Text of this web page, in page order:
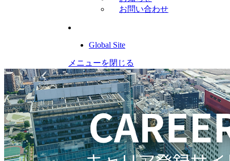
お問い合わせ
Global Site
メニューを閉じる